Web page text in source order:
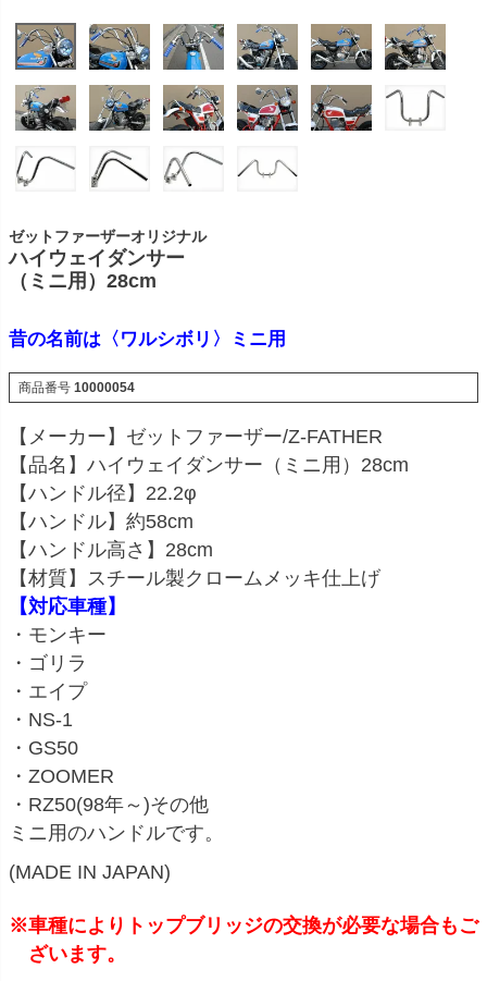
ゼットファーザーオリジナル
ハイウェイダンサー
（ミニ用）28cm
昔の名前は〈ワルシボリ〉ミニ用
商品番号 10000054
【メーカー】ゼットファーザー/Z-FATHER
【品名】ハイウェイダンサー（ミニ用）28cm
【ハンドル径】22.2φ
【ハンドル】約58cm
【ハンドル高さ】28cm
【材質】スチール製クロームメッキ仕上げ
【対応車種】
・モンキー
・ゴリラ
・エイプ
・NS-1
・GS50
・ZOOMER
・RZ50(98年～)その他
ミニ用のハンドルです。
(MADE IN JAPAN)
※車種によりトップブリッジの交換が必要な場合もご
ざいます。